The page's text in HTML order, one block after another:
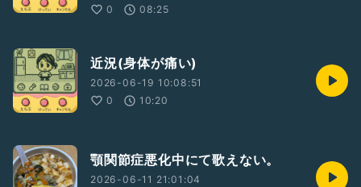
0
08:25
近況(身体が痛い)
2026-06-19 10:08:51
0
10:20
顎関節症悪化中にて歌えない。
2026-06-11 21:01:04